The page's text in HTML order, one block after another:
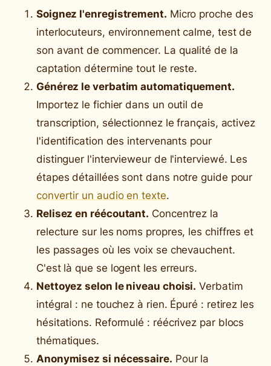
Soignez l'enregistrement. Micro proche des
interlocuteurs, environnement calme, test de
son avant de commencer. La qualité de la
captation détermine tout le reste.
Générez le verbatim automatiquement.
Importez le fichier dans un outil de
transcription, sélectionnez le français, activez
l'identification des intervenants pour
distinguer l'intervieweur de l'interviewé. Les
étapes détaillées sont dans notre guide pour
convertir un audio en texte.
Relisez en réécoutant. Concentrez la
relecture sur les noms propres, les chiffres et
les passages où les voix se chevauchent.
C'est là que se logent les erreurs.
Nettoyez selon le niveau choisi. Verbatim
intégral : ne touchez à rien. Épuré : retirez les
hésitations. Reformulé : réécrivez par blocs
thématiques.
Anonymisez si nécessaire. Pour la